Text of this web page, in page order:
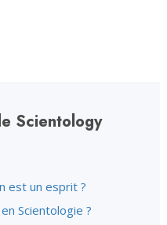
Scientology
est un esprit ?
Scientologie ?